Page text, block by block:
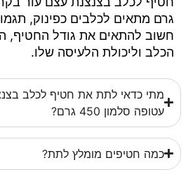
גרם מתאים לכלבים כפינוק,
חשוב להתאים את גודל החטיף,
הכלב וליכולת הלעיסה שלו.
מתי כדאי לתת את חטיף לכלב
עטופה סלמון 450 גרם?
כמה חטיפים מומלץ לתת?